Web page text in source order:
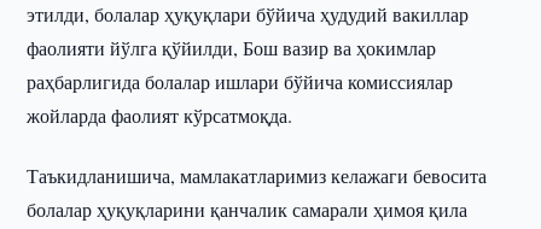
этилди, болалар ҳуқуқлари бўйича ҳудудий вакиллар
фаолияти йўлга қўйилди, Бош вазир ва ҳокимлар
раҳбарлигида болалар ишлари бўйича комиссиялар
жойларда фаолият кўрсатмоқда.
Таъкидланишича, мамлакатларимиз келажаги бевосита
болалар ҳуқуқларини қанчалик самарали ҳимоя қила